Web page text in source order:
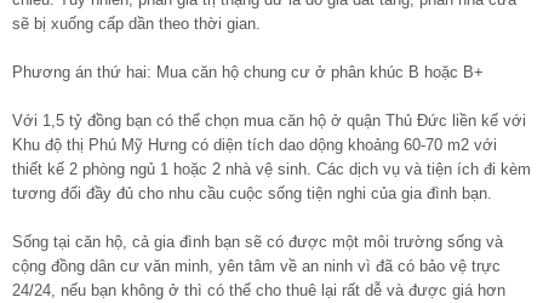
sẽ bị xuống cấp dần theo thời gian.
Phương án thứ hai: Mua căn hộ chung cư ở phân khúc B hoặc B+
Với 1,5 tỷ đồng bạn có thể chọn mua căn hộ ở quận Thủ Đức liền kế với
Khu độ thị Phú Mỹ Hưng có diện tích dao dộng khoảng 60-70 m2 với
thiết kế 2 phòng ngủ 1 hoặc 2 nhà vệ sinh. Các dịch vụ và tiện ích đi kèm
tương đối đầy đủ cho nhu cầu cuộc sống tiện nghi của gia đình bạn.
Sống tại căn hộ, cả gia đình bạn sẽ có được một môi trường sống và
cộng đồng dân cư văn minh, yên tâm về an ninh vì đã có bảo vệ trực
24/24, nếu bạn không ở thì có thể cho thuê lại rất dễ và được giá hơn